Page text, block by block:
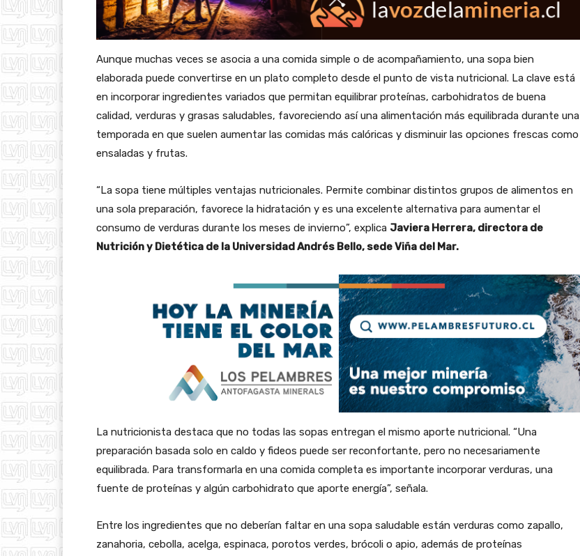
Aunque muchas veces se asocia a una comida simple o de acompañamiento, una sopa bien
elaborada puede convertirse en un plato completo desde el punto de vista nutricional. La clave está
en incorporar ingredientes variados que permitan equilibrar proteínas, carbohidratos de buena
calidad, verduras y grasas saludables, favoreciendo así una alimentación más equilibrada durante una
temporada en que suelen aumentar las comidas más calóricas y disminuir las opciones frescas como
ensaladas y frutas.
“La sopa tiene múltiples ventajas nutricionales. Permite combinar distintos grupos de alimentos en
una sola preparación, favorece la hidratación y es una excelente alternativa para aumentar el
consumo de verduras durante los meses de invierno”, explica Javiera Herrera, directora de
Nutrición y Dietética de la Universidad Andrés Bello, sede Viña del Mar.
La nutricionista destaca que no todas las sopas entregan el mismo aporte nutricional. “Una
preparación basada solo en caldo y fideos puede ser reconfortante, pero no necesariamente
equilibrada. Para transformarla en una comida completa es importante incorporar verduras, una
fuente de proteínas y algún carbohidrato que aporte energía”, señala.
Entre los ingredientes que no deberían faltar en una sopa saludable están verduras como zapallo,
zanahoria, cebolla, acelga, espinaca, porotos verdes, brócoli o apio, además de proteínas